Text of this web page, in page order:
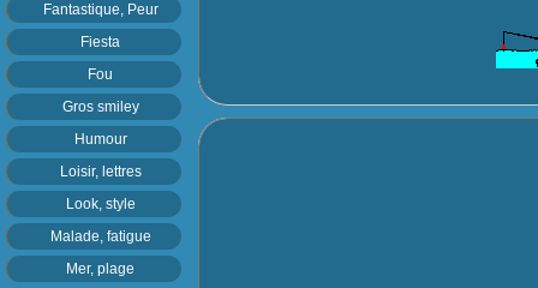
Fantastique, Peur
Fiesta
Fou
Gros smiley
Humour
Loisir, lettres
Look, style
Malade, fatigue
Mer, plage